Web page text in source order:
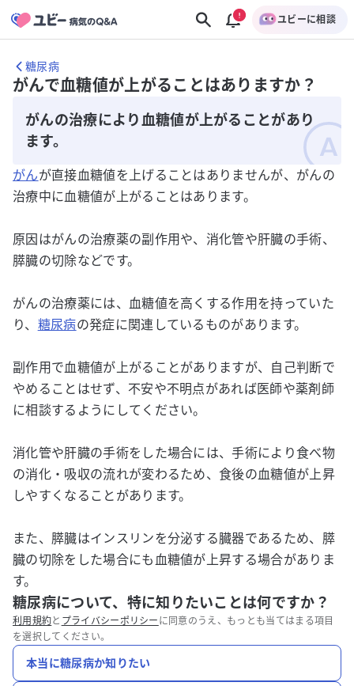
ユビーに相談
糖尿病
がんで血糖値が上がることはありますか？
がんの治療により血糖値が上がることがあり
ます。
がんが直接血糖値を上げることはありませんが、がんの
治療中に血糖値が上がることはあります。
原因はがんの治療薬の副作用や、消化管や肝臓の手術、
膵臓の切除などです。
がんの治療薬には、血糖値を高くする作用を持っていた
り、 糖尿病の発症に関連しているものがあります。
副作用で血糖値が上がることがありますが、自己判断で
やめることはせず、不安や不明点があれば医師や薬剤師
に相談するようにしてください。
消化管や肝臓の手術をした場合には、手術により食べ物
の消化・吸収の流れが変わるため、食後の血糖値が上昇
しやすくなることがあります。
また、膵臓はインスリンを分泌する臓器であるため、膵
臓の切除をした場合にも血糖値が上昇する場合がありま
す。
糖尿病について、特に知りたいことは何ですか？
利用規約と プライバシーポリシー に同意のうえ、もっとも当てはまる項目
を選択してください。
本当に糖尿病か知りたい